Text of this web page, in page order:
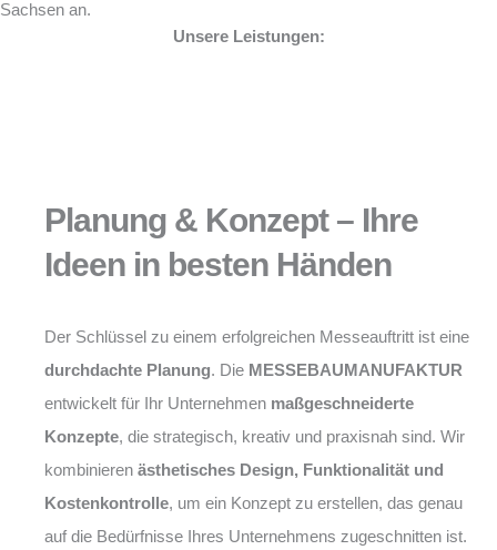
Sachsen an.
Unsere Leistungen:
Planung & Konzept – Ihre
Ideen in besten Händen
Der Schlüssel zu einem erfolgreichen Messeauftritt ist eine
durchdachte Planung. Die MESSEBAUMANUFAKTUR
entwickelt für Ihr Unternehmen maßgeschneiderte
Konzepte, die strategisch, kreativ und praxisnah sind. Wir
kombinieren ästhetisches Design, Funktionalität und
Kostenkontrolle, um ein Konzept zu erstellen, das genau
auf die Bedürfnisse Ihres Unternehmens zugeschnitten ist.